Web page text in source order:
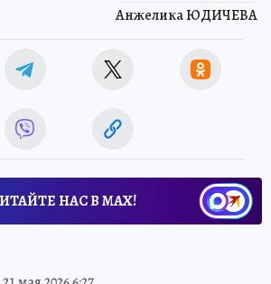
Анжелика ЮДИЧЕВА
НАС В МАХ!